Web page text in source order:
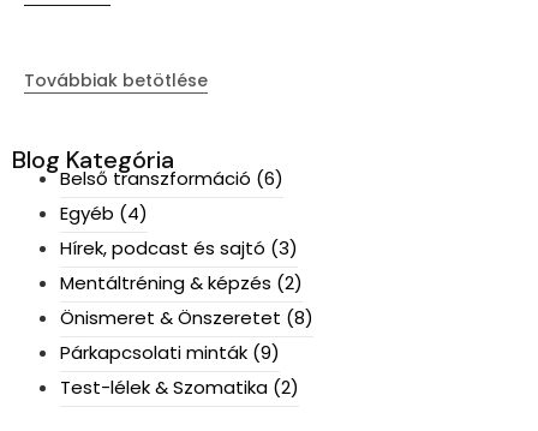
Továbbiak betötlése
Blog Kategória
Belső transzformáció (6)
Egyéb (4)
Hírek, podcast és sajtó (3)
Mentáltréning & képzés (2)
Önismeret & Önszeretet (8)
Párkapcsolati minták (9)
Test-lélek & Szomatika (2)